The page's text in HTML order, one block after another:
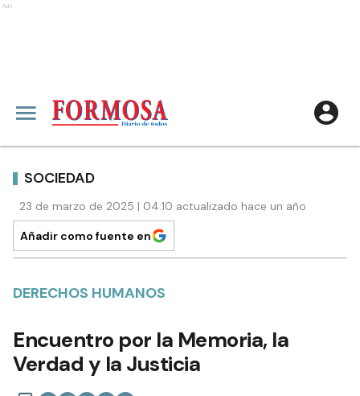
Ads
SOCIEDAD
23 de marzo de 2025 | 04:10 actualizado hace un año
Añadir como fuente en
DERECHOS HUMANOS
Encuentro por la Memoria, la
Verdad y la Justicia